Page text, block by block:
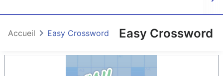
Easy Crossword
Accueil Easy Crossword